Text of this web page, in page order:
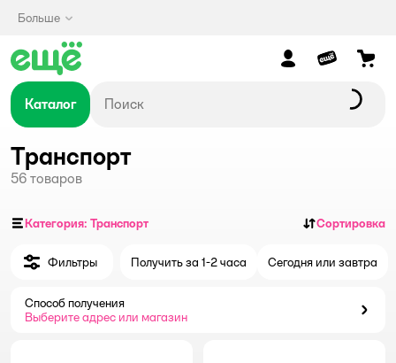
Больше
Каталог
Транспорт
56 товаров
Категория: Транспорт Сортировка
Фильтры Получить за 1-2 часа Сегодня или завтра
Способ получения
Выберите адрес или магазин